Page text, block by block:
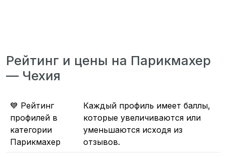
Рейтинг и цены на Парикмахер
— Чехия
💙 Рейтинг
профилей в
категории
Парикмахер
Каждый профиль имеет баллы,
которые увеличиваются или
уменьшаются исходя из
отзывов.